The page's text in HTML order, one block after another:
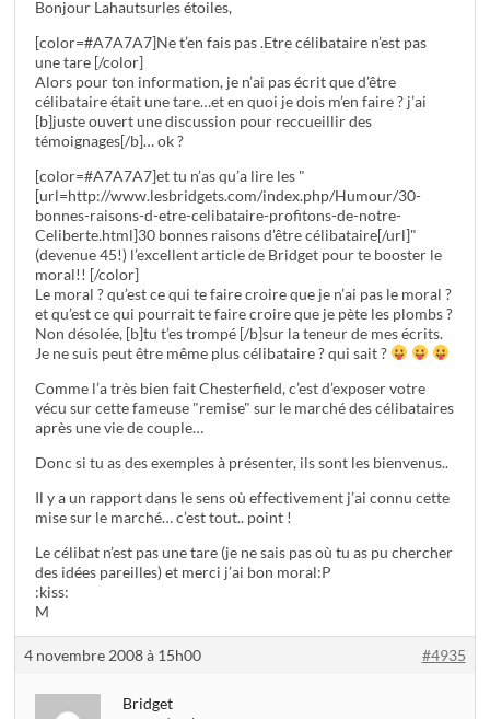
Bonjour Lahautsurles étoiles,
[color=#A7A7A7]Ne t’en fais pas .Etre célibataire n’est pas
une tare [/color]
Alors pour ton information, je n’ai pas écrit que d’être
célibataire était une tare…et en quoi je dois m’en faire ? j’ai
[b]juste ouvert une discussion pour reccueillir des
témoignages[/b]… ok ?
[color=#A7A7A7]et tu n’as qu’a lire les "
[url=http://www.lesbridgets.com/index.php/Humour/30-
bonnes-raisons-d-etre-celibataire-profitons-de-notre-
Celiberte.html]30 bonnes raisons d’être célibataire[/url]"
(devenue 45!) l’excellent article de Bridget pour te booster le
moral!! [/color]
Le moral ? qu’est ce qui te faire croire que je n’ai pas le moral ?
et qu’est ce qui pourrait te faire croire que je pète les plombs ?
Non désolée, [b]tu t’es trompé [/b]sur la teneur de mes écrits.
Je ne suis peut être même plus célibataire ? qui sait ?
Comme l’a très bien fait Chesterfield, c’est d’exposer votre
vécu sur cette fameuse "remise" sur le marché des célibataires
après une vie de couple…
Donc si tu as des exemples à présenter, ils sont les bienvenus..
Il y a un rapport dans le sens où effectivement j’ai connu cette
mise sur le marché… c’est tout.. point !
Le célibat n’est pas une tare (je ne sais pas où tu as pu chercher
des idées pareilles) et merci j’ai bon moral:P
:kiss:
M
4 novembre 2008 à 15h00 #4935
Bridget